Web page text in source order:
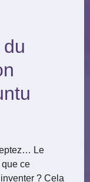
Le
que ce
? Cela